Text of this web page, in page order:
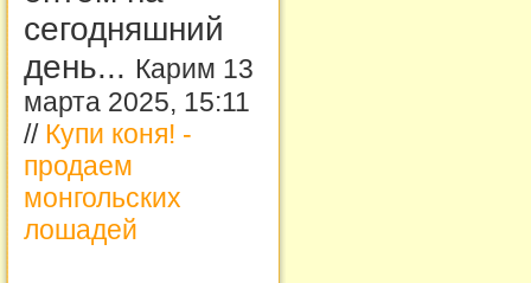
сегодняшний
день... Карим 13
марта 2025, 15:11
// Купи коня! -
продаем
монгольских
лошадей